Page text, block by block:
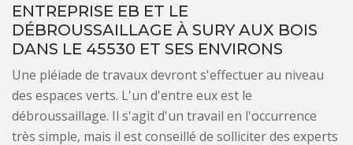
ENTREPRISE EB ET LE
DÉBROUSSAILLAGE À SURY AUX BOIS
DANS LE 45530 ET SES ENVIRONS
Une pléiade de travaux devront s'effectuer au niveau
des espaces verts. L'un d'entre eux est le
débroussaillage. Il s'agit d'un travail en l'occurrence
très simple, mais il est conseillé de solliciter des experts